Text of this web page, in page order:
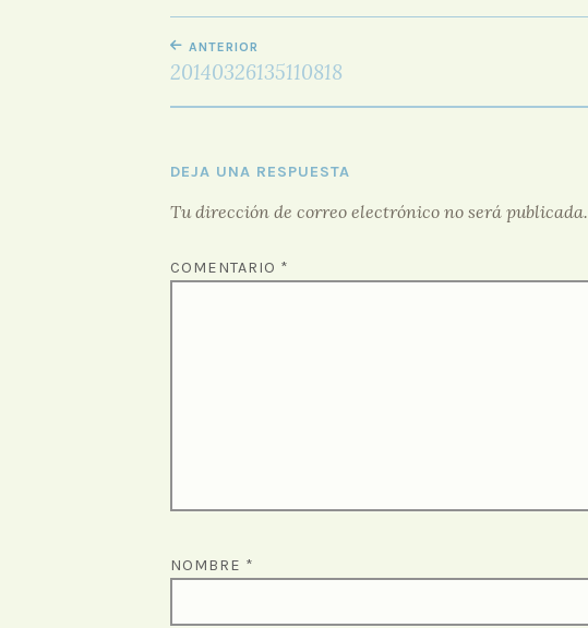
NAVEGACIÓN
DE
ENTRADAS
ANTERIOR
20140326135110818
DEJA UNA RESPUESTA
Tu dirección de correo electrónico no será publicada.
COMENTARIO *
NOMBRE *